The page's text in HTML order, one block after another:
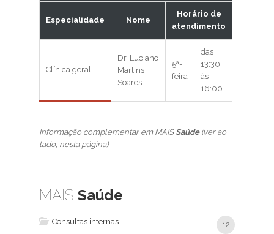
Especialidade Nome
Horário de
atendimento
Clínica geral
Dr. Luciano
Martins
Soares
5ª-
feira
das
13:30
às
16:00
Informação complementar em MAISSaúde(ver ao
lado, nesta página)
MAIS Saúde
Consultas internas 12